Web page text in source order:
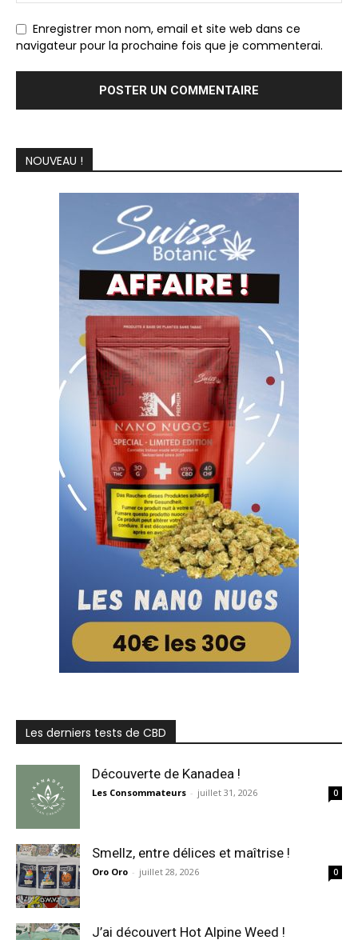
Enregistrer mon nom, email et site web dans ce
navigateur pour la prochaine fois que je commenterai.
NOUVEAU !
Les derniers tests de CBD
Découverte de Kanadea !
Les Consommateurs - juillet 31, 2026 0
Smellz, entre délices et maîtrise !
Oro Oro - juillet 28, 2026 0
J’ai découvert Hot Alpine Weed !